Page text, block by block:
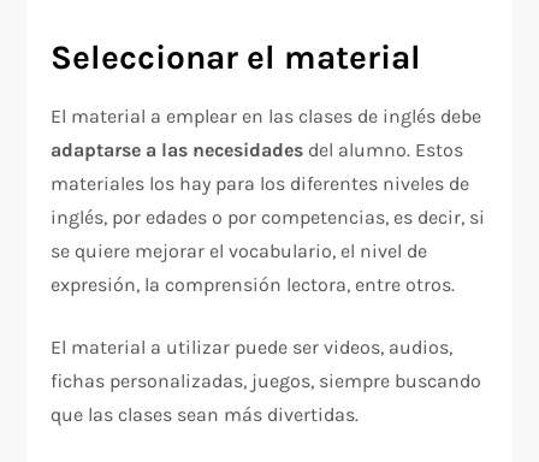
Seleccionar el material
El material a emplear en las clases de inglés debe
adaptarse a las necesidades del alumno. Estos
materiales los hay para los diferentes niveles de
inglés, por edades o por competencias, es decir, si
se quiere mejorar el vocabulario, el nivel de
expresión, la comprensión lectora, entre otros.
El material a utilizar puede ser videos, audios,
fichas personalizadas, juegos, siempre buscando
que las clases sean más divertidas.